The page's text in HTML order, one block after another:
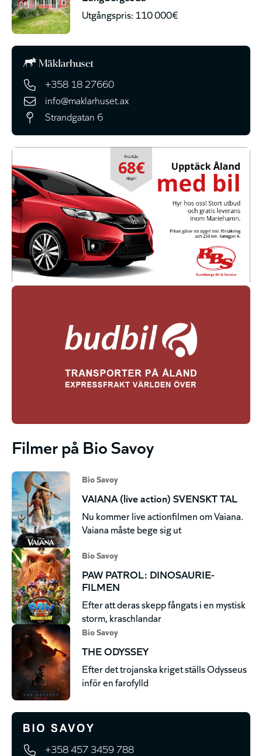
Utgångspris: 110 000€
+358 18 27660
info@maklarhuset.ax
Strandgatan 6
Filmer på Bio Savoy
Bio Savoy
VAIANA (live action) SVENSKT TAL
Nu kommer live actionfilmen om Vaiana.
Vaiana måste bege sig ut
Bio Savoy
PAW PATROL: DINOSAURIE-
FILMEN
Efter att deras skepp fångats i en mystisk
storm, kraschlandar
Bio Savoy
THE ODYSSEY
Efter det trojanska kriget ställs Odysseus
inför en farofylld
+358 457 3459 788